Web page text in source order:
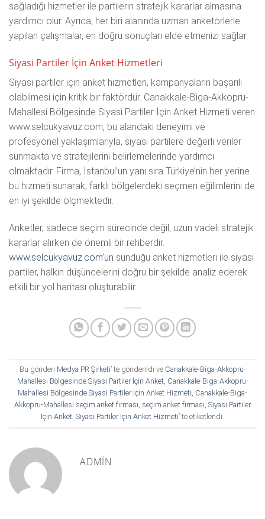
sağladığı hizmetler ile partilerin stratejik kararlar almasına
yardımcı olur. Ayrıca, her biri alanında uzman anketörlerle
yapılan çalışmalar, en doğru sonuçları elde etmenizi sağlar.
Siyasi Partiler İçin Anket Hizmetleri
Siyasi partiler için anket hizmetleri, kampanyaların başarılı
olabilmesi için kritik bir faktördür. Canakkale-Biga-Akkopru-
Mahallesi Bölgesinde Siyasi Partiler İçin Anket Hizmeti veren
www.selcukyavuz.com, bu alandaki deneyimi ve
profesyonel yaklaşımlarıyla, siyasi partilere değerli veriler
sunmakta ve stratejilerini belirlemelerinde yardımcı
olmaktadır. Firma, İstanbul’un yanı sıra Türkiye’nin her yerine
bu hizmeti sunarak, farklı bölgelerdeki seçmen eğilimlerini de
en iyi şekilde ölçmektedir.
Anketler, sadece seçim sürecinde değil, uzun vadeli stratejik
kararlar alırken de önemli bir rehberdir.
www.selcukyavuz.com’un sunduğu anket hizmetleri ile siyasi
partiler, halkın düşüncelerini doğru bir şekilde analiz ederek
etkili bir yol haritası oluşturabilir.
Bu gönderi Medya PR Şirketi’ te gönderildi ve Canakkale-Biga-Akkopru-
Mahallesi Bölgesinde Siyasi Partiler İçin Anket, Canakkale-Biga-Akkopru-
Mahallesi Bölgesinde Siyasi Partiler İçin Anket Hizmeti, Canakkale-Biga-
Akkopru-Mahallesi seçim anket firması, seçim anket firması, Siyasi Partiler
İçin Anket, Siyasi Partiler İçin Anket Hizmeti’ te etiketlendi.
ADMIN